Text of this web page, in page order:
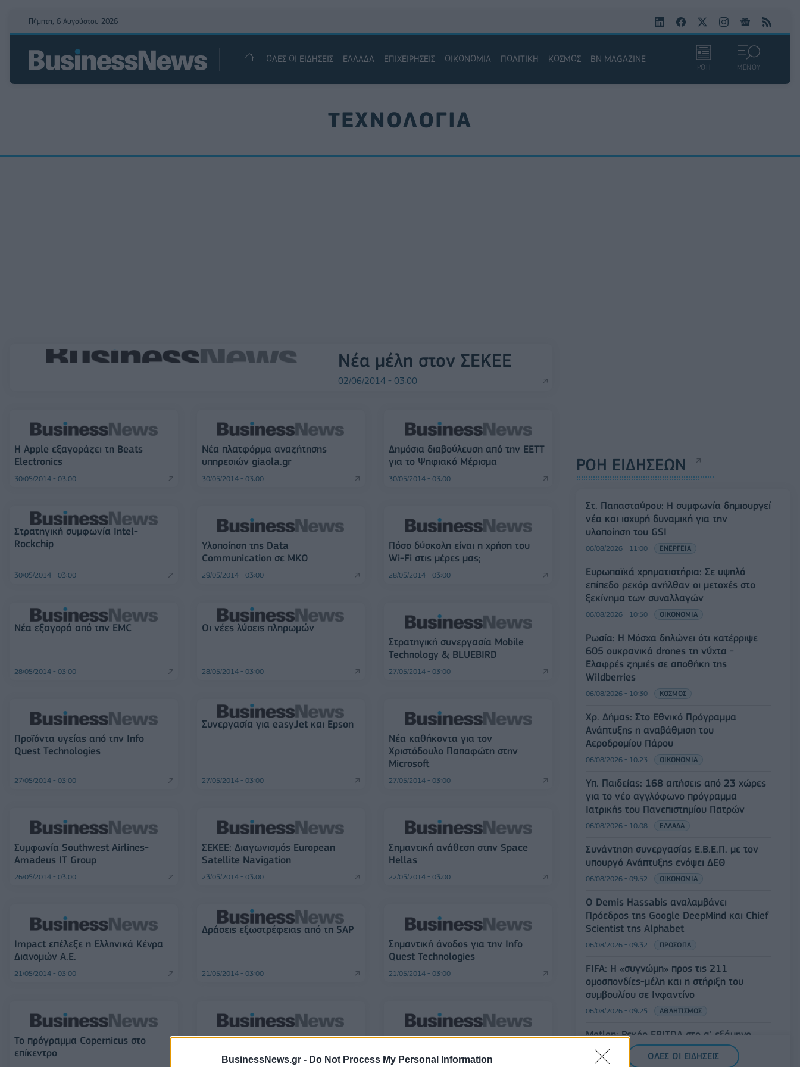
BusinessNews.gr - Do Not Process My Personal Information
Πέμπτη, 6 Αυγούστου 2026
ΟΛΕΣ ΟΙ ΕΙΔΗΣΕΙΣ ΕΛΛΑΔΑ ΕΠΙΧΕΙΡΗΣΕΙΣ ΟΙΚΟΝΟΜΙΑ ΠΟΛΙΤΙΚΗ ΚΟΣΜΟΣ BN MAGAZINE
ΡΟΗ ΜΕΝΟΥ
ΤΕΧΝΟΛΟΓΙΑ
Νέα μέλη στον ΣΕΚΕΕ
02/06/2014 - 03:00
Η Apple εξαγοράζει τη Beats
Electronics
30/05/2014 - 03:00
Νέα πλατφόρμα αναζήτησης
υπηρεσιών giaola.gr
30/05/2014 - 03:00
Δημόσια διαβούλευση από την ΕΕΤΤ
για το Ψηφιακό Μέρισμα
30/05/2014 - 03:00
Στρατηγική συμφωνία Intel-
Rockchip
30/05/2014 - 03:00
Υλοποίηση της Data
Communication σε ΜΚΟ
29/05/2014 - 03:00
Πόσο δύσκολη είναι η χρήση του
Wi-Fi στις μέρες μας;
28/05/2014 - 03:00
Νέα εξαγορά από την EMC
28/05/2014 - 03:00
Οι νέες λύσεις πληρωμών
28/05/2014 - 03:00
Στρατηγική συνεργασία Mobile
Technology & BLUEBIRD
27/05/2014 - 03:00
Προϊόντα υγείας από την Ιnfo
Quest Technologies
27/05/2014 - 03:00
Συνεργασία για easyJet και Epson
27/05/2014 - 03:00
Νέα καθήκοντα για τον
Χριστόδουλο Παπαφώτη στην
Microsoft
27/05/2014 - 03:00
Συμφωνία Southwest Airlines-
Amadeus IT Group
26/05/2014 - 03:00
ΣΕΚΕΕ: Διαγωνισμός European
Satellite Navigation
23/05/2014 - 03:00
Σημαντική ανάθεση στην Space
Hellas
22/05/2014 - 03:00
Impact επέλεξε η Ελληνικά Κένρα
Διανομών Α.Ε.
21/05/2014 - 03:00
Δράσεις εξωστρέφειας από τη SAP
21/05/2014 - 03:00
Σημαντική άνοδος για την Info
Quest Technologies
21/05/2014 - 03:00
Το πρόγραμμα Copernicus στο
επίκεντρο
Retail πλατφόρμα από τον GS1
Association
H UNIFY Εταιρικές Τηλεπικοινωνίες
συμπληρώνει 50 χρόνια
ΡΟΗ ΕΙΔΗΣΕΩΝ
Στ. Παπασταύρου: Η συμφωνία δημιουργεί
νέα και ισχυρή δυναμική για την
υλοποίηση του GSI
06/08/2026 - 11:00 ΕΝΕΡΓΕΙΑ
Ευρωπαϊκά χρηματιστήρια: Σε υψηλό
επίπεδο ρεκόρ ανήλθαν οι μετοχές στο
ξεκίνημα των συναλλαγών
06/08/2026 - 10:50 ΟΙΚΟΝΟΜΙΑ
Ρωσία: Η Μόσχα δηλώνει ότι κατέρριψε
605 ουκρανικά drones τη νύχτα -
Ελαφρές ζημιές σε αποθήκη της
Wildberries
06/08/2026 - 10:30 ΚΟΣΜΟΣ
Χρ. Δήμας: Στο Εθνικό Πρόγραμμα
Ανάπτυξης η αναβάθμιση του
Αεροδρομίου Πάρου
06/08/2026 - 10:23 ΟΙΚΟΝΟΜΙΑ
Υπ. Παιδείας: 168 αιτήσεις από 23 χώρες
για το νέο αγγλόφωνο πρόγραμμα
Ιατρικής του Πανεπιστημίου Πατρών
06/08/2026 - 10:08 ΕΛΛΑΔΑ
Συνάντηση συνεργασίας Ε.Β.Ε.Π. με τον
υπουργό Ανάπτυξης ενόψει ΔΕΘ
06/08/2026 - 09:52 ΟΙΚΟΝΟΜΙΑ
Ο Demis Hassabis αναλαμβάνει
Πρόεδρος της Google DeepMind και Chief
Scientist της Alphabet
06/08/2026 - 09:32 ΠΡΟΣΩΠΑ
FIFA: Η «συγνώμη» προς τις 211
ομοσπονδίες-μέλη και η στήριξη του
συμβουλίου σε Ινφαντίνο
06/08/2026 - 09:25 ΑΘΛΗΤΙΣΜΟΣ
Metlen: Ρεκόρ EBITDA στο α' εξάμηνο,
στα 550 εκατ. ευρώ – Καθαρά κέρδη 313
εκατ. ευρώ.
ΟΛΕΣ ΟΙ ΕΙΔΗΣΕΙΣ